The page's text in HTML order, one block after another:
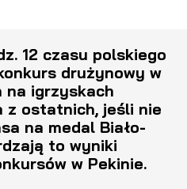
12 czasu polskiego
drużynowy w
na igrzyskach
z ostatnich, jeśli nie
na medal Biało-
to wyniki
w Pekinie.